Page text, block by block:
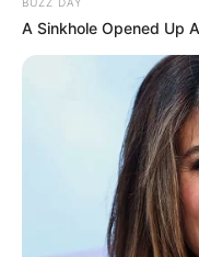
A Sinkhole Opened Up